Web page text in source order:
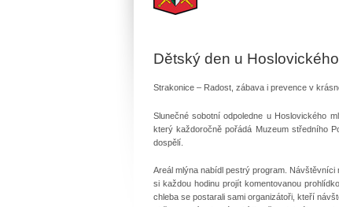
Dětský den u
Strakonice – Radost, zábava i prevence v
Slunečné sobotní odpoledne u Hoslovického
který každoročně pořádá Muzeum středního
dospělí.
Areál mlýna nabídl pestrý program.
si každou hodinu projít komentovanou
chleba se postarali sami organizátoři, kteří